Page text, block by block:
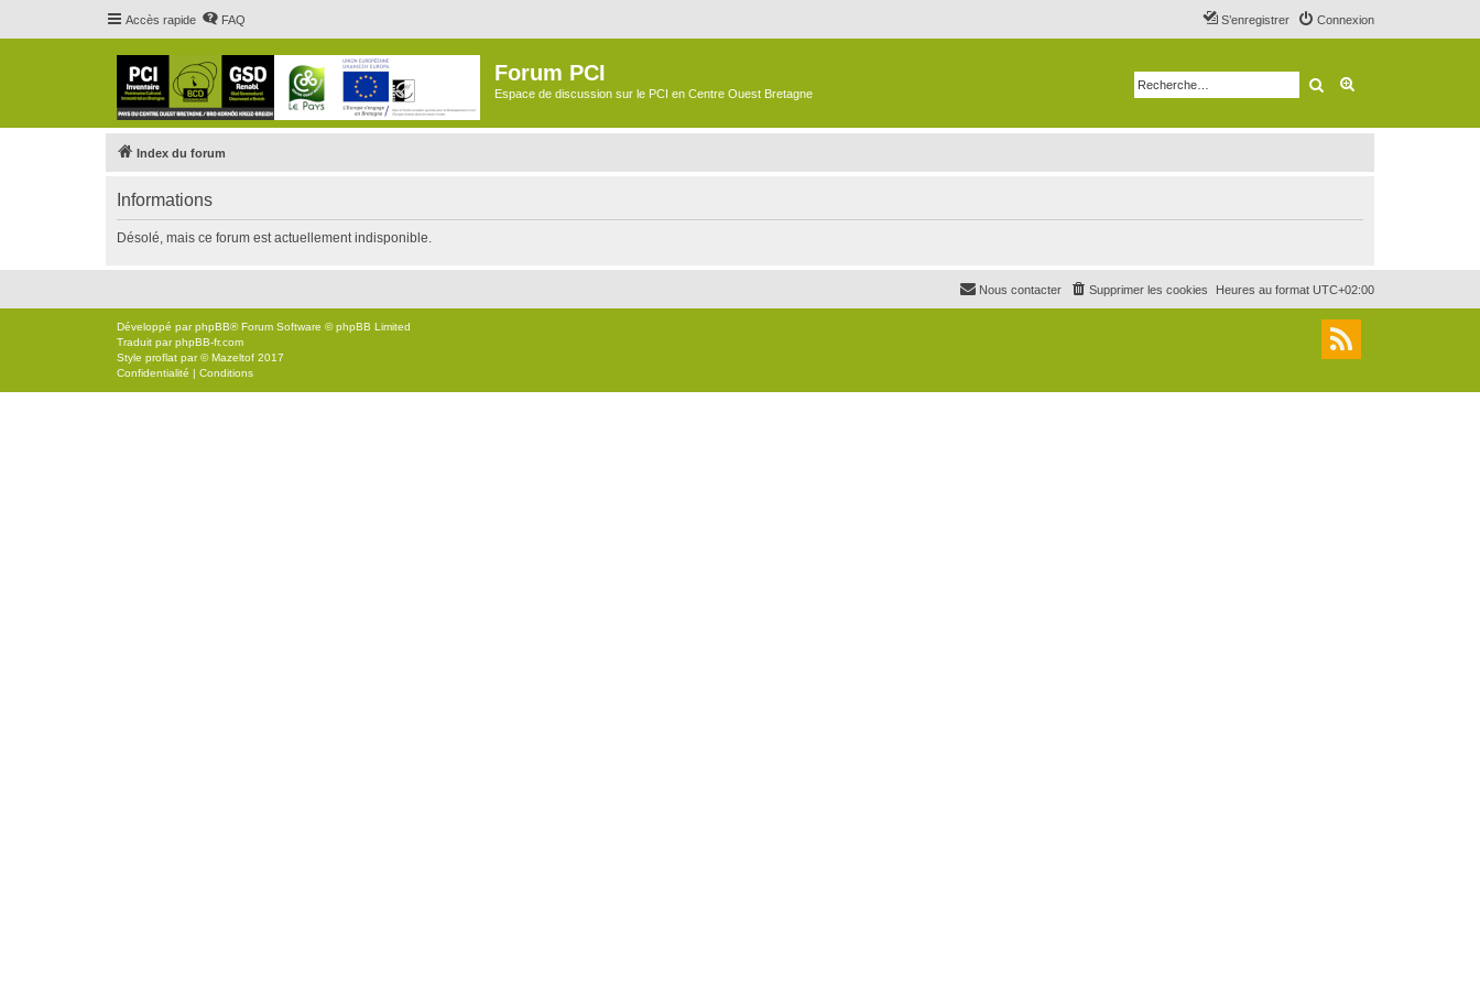
Accès rapide FAQ Connexion
S’enregistrer
Forum PCI
Espace de discussion sur le PCI en Centre Ouest Bretagne Rechercher
Index du forum
Informations
Désolé, mais ce forum est actuellement indisponible.
Heures au format UTC+02:00
Supprimer les cookies
Nous contacter
Développé parphpBB® Forum Software © phpBB Limited
Traduit parphpBB-fr.com
Style proflat par ©Mazeltof 2017
Confidentialité | Conditions